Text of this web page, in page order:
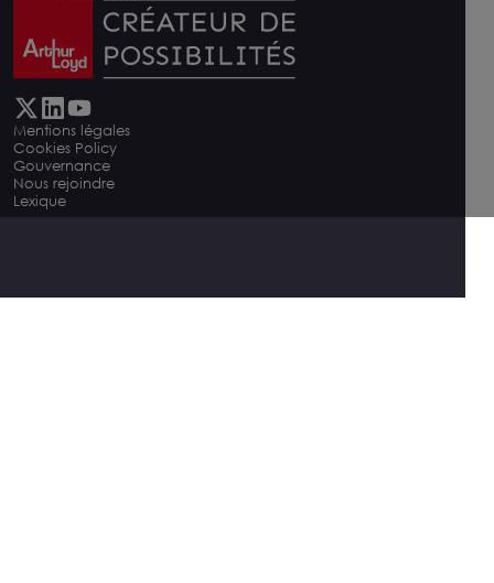
Mentions légales
Cookies Policy
Gouvernance
Nous rejoindre
Lexique